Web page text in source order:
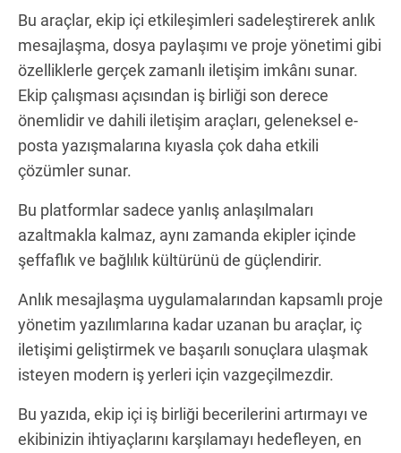
Bu araçlar, ekip içi etkileşimleri sadeleştirerek anlık
mesajlaşma, dosya paylaşımı ve proje yönetimi gibi
özelliklerle gerçek zamanlı iletişim imkânı sunar.
Ekip çalışması açısından iş birliği son derece
önemlidir ve dahili iletişim araçları, geleneksel e-
posta yazışmalarına kıyasla çok daha etkili
çözümler sunar.
Bu platformlar sadece yanlış anlaşılmaları
azaltmakla kalmaz, aynı zamanda ekipler içinde
şeffaflık ve bağlılık kültürünü de güçlendirir.
Anlık mesajlaşma uygulamalarından kapsamlı proje
yönetim yazılımlarına kadar uzanan bu araçlar, iç
iletişimi geliştirmek ve başarılı sonuçlara ulaşmak
isteyen modern iş yerleri için vazgeçilmezdir.
Bu yazıda, ekip içi iş birliği becerilerini artırmayı ve
ekibinizin ihtiyaçlarını karşılamayı hedefleyen, en